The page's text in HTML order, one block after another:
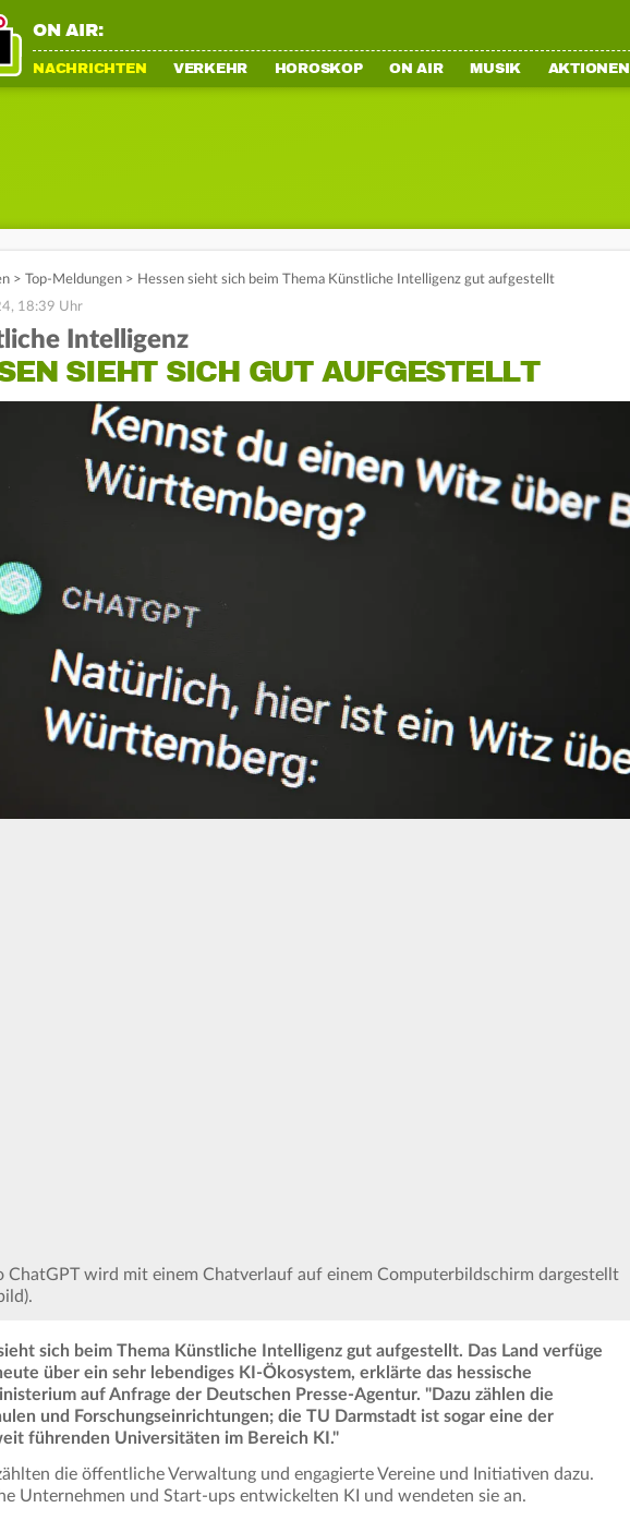
ON AIR:
NACHRICHTEN VERKEHR HOROSKOP ON AIR MUSIK AKTIONEN
> Top-Meldungen > Hessen sieht sich beim Thema Künstliche Intelligenz gut aufgestellt
18:39 Uhr
Intelligenz
SIEHT SICH GUT AUFGESTELLT
ChatGPT wird mit einem Chatverlauf auf einem Computerbildschirm dargestellt
sich beim Thema Künstliche Intelligenz gut aufgestellt. Das Land verfüge
über ein sehr lebendiges KI-Ökosystem, erklärte das hessische
auf Anfrage der Deutschen Presse-Agentur. "Dazu zählen die
und Forschungseinrichtungen; die TU Darmstadt ist sogar eine der
führenden Universitäten im Bereich KI."
die öffentliche Verwaltung und engagierte Vereine und Initiativen dazu.
Unternehmen und Start-ups entwickelten KI und wendeten sie an.